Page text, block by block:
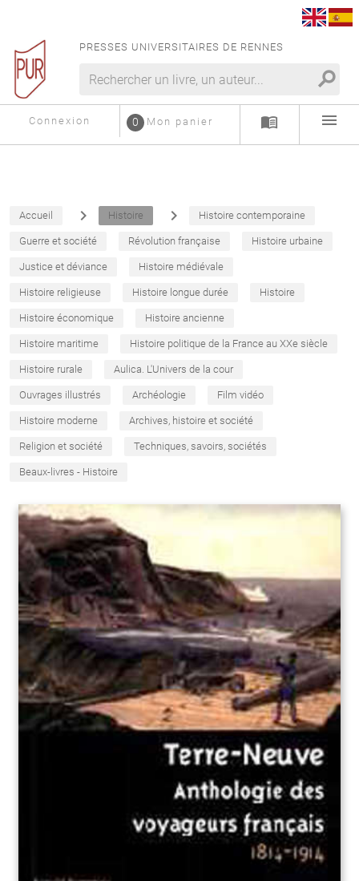
PRESSES UNIVERSITAIRES DE RENNES
search
Connexion Mon panier
0 menu_book menu
Accueil navigate_next Histoire navigate_next Histoire contemporaine
Guerre et société Révolution française Histoire urbaine
Justice et déviance Histoire médiévale
Histoire religieuse Histoire longue durée Histoire
Histoire économique Histoire ancienne
Histoire maritime Histoire politique de la France au XXe siècle
Histoire rurale Aulica. L'Univers de la cour
Ouvrages illustrés Archéologie Film vidéo
Histoire moderne Archives, histoire et société
Religion et société Techniques, savoirs, sociétés
Beaux-livres - Histoire